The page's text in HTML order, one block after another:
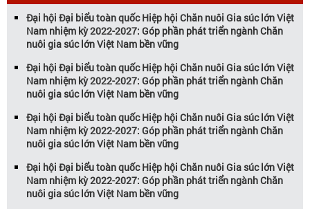
Đại hội Đại biểu toàn quốc Hiệp hội Chăn nuôi Gia súc lớn Việt
Nam nhiệm kỳ 2022-2027: Góp phần phát triển ngành Chăn
nuôi gia súc lớn Việt Nam bền vững
Đại hội Đại biểu toàn quốc Hiệp hội Chăn nuôi Gia súc lớn Việt
Nam nhiệm kỳ 2022-2027: Góp phần phát triển ngành Chăn
nuôi gia súc lớn Việt Nam bền vững
Đại hội Đại biểu toàn quốc Hiệp hội Chăn nuôi Gia súc lớn Việt
Nam nhiệm kỳ 2022-2027: Góp phần phát triển ngành Chăn
nuôi gia súc lớn Việt Nam bền vững
Đại hội Đại biểu toàn quốc Hiệp hội Chăn nuôi Gia súc lớn Việt
Nam nhiệm kỳ 2022-2027: Góp phần phát triển ngành Chăn
nuôi gia súc lớn Việt Nam bền vững